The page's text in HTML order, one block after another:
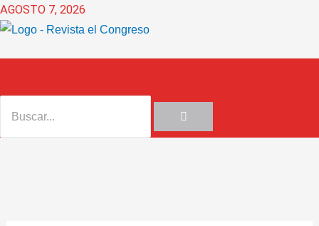
Ir
al
AGOSTO 7, 2026